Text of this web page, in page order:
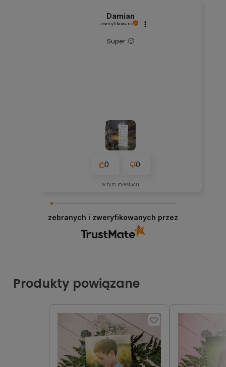
Damian
zweryfikowano
Super 🙂
0 0
w tym miesiącu
zebranych i zweryfikowanych przez
Produkty powiązane